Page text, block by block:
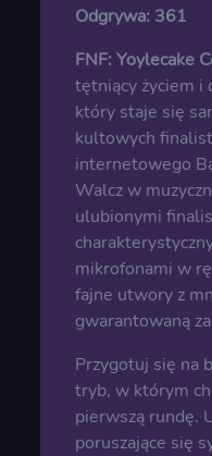
Odgrywa: 361
FNF: Yoylecake
tętniący życiem i
który staje się
kultowych
internetowego
Walcz w
ulubionymi
mikrofonami w
fajne utwory z
gwarantowaną
Przygotuj się na
tryb, w którym
pierwszą rundę.
poruszające się